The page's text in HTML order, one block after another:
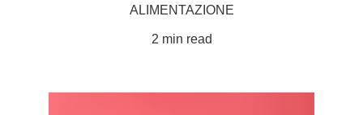
ALIMENTAZIONE
2 min read